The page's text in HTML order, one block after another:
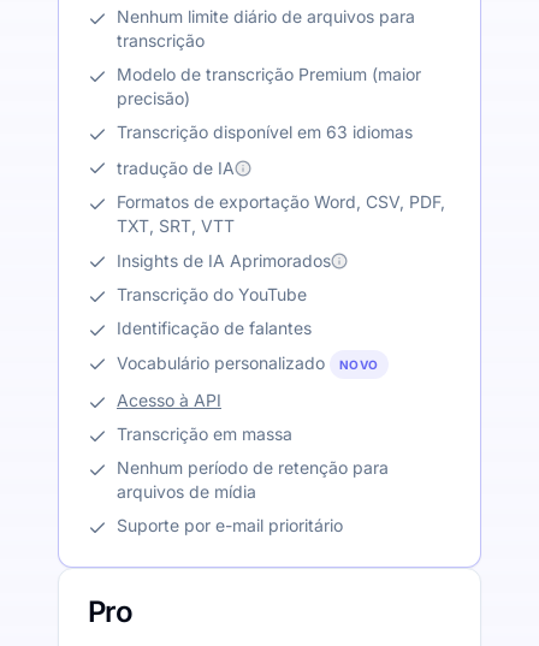
Nenhum limite diário de arquivos para
transcrição
Modelo de transcrição Premium (maior
precisão)
Transcrição disponível em 63 idiomas
tradução de IA
Formatos de exportação Word, CSV, PDF,
TXT, SRT, VTT
Insights de IA Aprimorados
Transcrição do YouTube
Identificação de falantes
Vocabulário personalizado
NOVO
Acesso à API
Transcrição em massa
Nenhum período de retenção para
arquivos de mídia
Suporte por e-mail prioritário
Pro